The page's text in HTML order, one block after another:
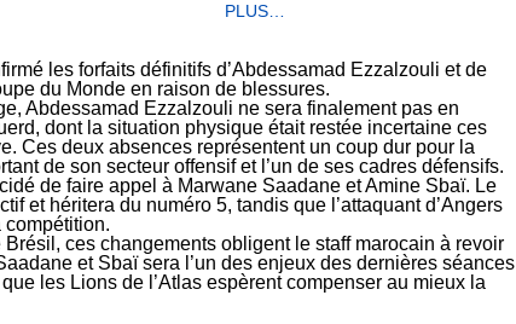
PLUS…
les forfaits définitifs d’Abdessamad Ezzalzouli et de
du Monde en raison de blessures.
Abdessamad Ezzalzouli ne sera finalement pas en
dont la situation physique était restée incertaine ces
Ces deux absences représentent un coup dur pour la
de son secteur offensif et l’un de ses cadres défensifs.
de faire appel à Marwane Saadane et Amine Sbaï. Le
et héritera du numéro 5, tandis que l’attaquant d’Angers
compétition.
ces changements obligent le staff marocain à revoir
et Sbaï sera l’un des enjeux des dernières séances
les Lions de l’Atlas espèrent compenser au mieux la